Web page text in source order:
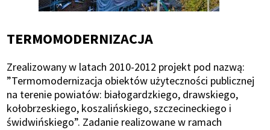
TERMOMODERNIZACJA
Zrealizowany w latach 2010-2012 projekt pod nazwą:
”Termomodernizacja obiektów użyteczności publicznej
na terenie powiatów: białogardzkiego, drawskiego,
kołobrzeskiego, koszalińskiego, szczecineckiego i
świdwińskiego”. Zadanie realizowane w ramach